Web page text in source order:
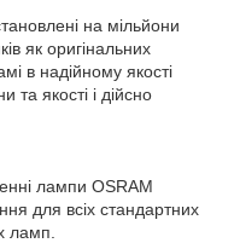
на мільйони
як оригінальних
в надійному якості
та якості і дійсно
лампи OSRAM
для всіх стандартних
ламп.